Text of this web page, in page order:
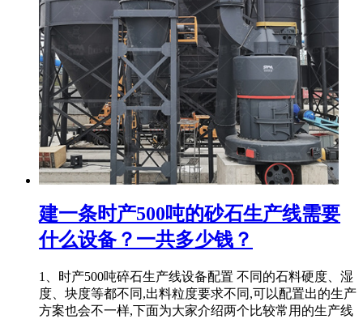
建一条时产500吨的砂石生产线需要
什么设备？一共多少钱？
1、时产500吨碎石生产线设备配置 不同的石料硬度、湿
度、块度等都不同,出料粒度要求不同,可以配置出的生产
方案也会不一样,下面为大家介绍两个比较常用的生产线